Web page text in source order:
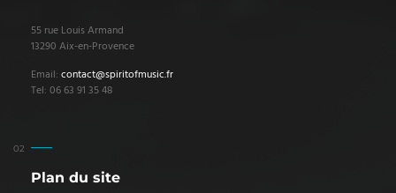
55 rue Louis Armand
13290 Aix-en-Provence
Email: contact@spiritofmusic.fr
Tel: 06 63 91 35 48
Plan du site